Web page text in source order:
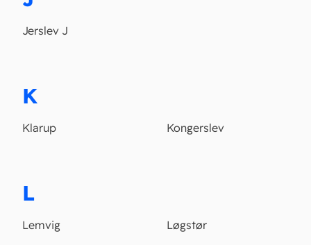
Jerslev J
K
Klarup Kongerslev
L
Lemvig
Løgstør